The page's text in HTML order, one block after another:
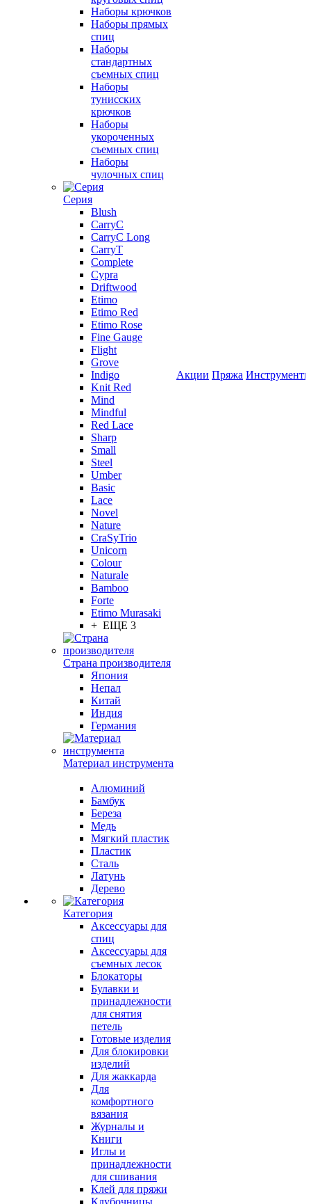
Наборы крючков
Наборы прямых
спиц
Наборы
стандартных
съемных спиц
Наборы
тунисских
крючков
Наборы
укороченных
съемных спиц
Наборы
чулочных спиц
Серия
Blush
CarryC
CarryC Long
CarryT
Complete
Cypra
Driftwood
Etimo
Etimo Red
Etimo Rose
Fine Gauge
Flight
Grove
Indigo
Knit Red
Mind
Mindful
Red Lace
Sharp
Small
Steel
Umber
Basic
Lace
Novel
Nature
CraSyTrio
Unicorn
Colour
Naturale
Bamboo
Forte
Etimo Murasaki
+ ЕЩЕ 3
Страна производителя
Япония
Непал
Китай
Индия
Германия
Материал инструмента
Алюминий
Бамбук
Береза
Медь
Мягкий пластик
Пластик
Сталь
Латунь
Дерево
Категория
Аксессуары для
спиц
Аксессуары для
съемных лесок
Блокаторы
Булавки и
принадлежности
для снятия
петель
Готовые изделия
Для блокировки
изделий
Для жаккарда
Для
комфортного
вязания
Журналы и
Книги
Иглы и
принадлежности
для сшивания
Клей для пряжи
Клубочницы
Акции Пряжа Инструменты